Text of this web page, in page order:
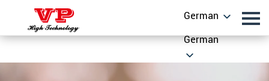
German
German